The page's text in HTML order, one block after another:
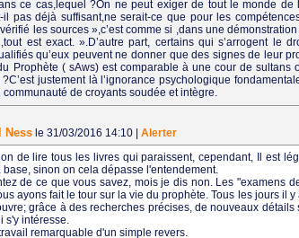
ce cas,lequel ?On ne peut exiger de tout le monde
il pas déjà suffisant,ne serait-ce que pour les
les sources »,c’est comme si ,dans une
est exact. ».D’autre part, certains qui s’arrogent le
qu’eux peuvent ne donner que des signes de leur
Prophète ( sAws) est comparable à une cour de
justement là l’ignorance psychologique
communauté de croyants soudée et intègre.
Ness le 31/03/2016 14:10
Alerter
de lire tous les livres qui paraissent, cependant, Il est
base, sinon on cela dépasse l'entendement.
de ce que vous savez, mois je dis non. Les "examens
ayons fait le tour sur la vie du prophète. Tous les jours il
grâce à des recherches précises, de nouveaux
s'y intéresse.
remarquable d'un simple revers.